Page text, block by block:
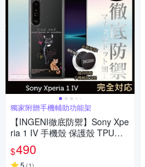
獨家附贈手機輔助功能架
【INGENI徹底防禦】Sony Xpe
ria 1 IV 手機殼 保護殼 TPU全
軟式 設計師彩繪手機殼-一貓又
一貓
$490